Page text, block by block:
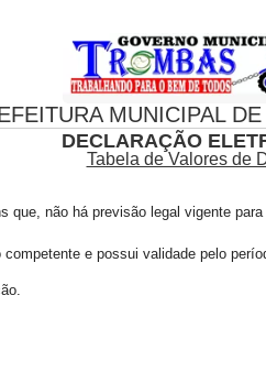
MUNICIPAL
DECLARAÇÃO
Tabela de Valores de
que, não há previsão legal vigente
e possui validade pelo